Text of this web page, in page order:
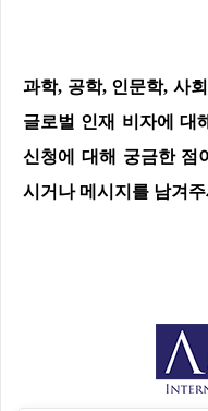
과학, 공학, 인문학,사
글로벌 인재 비자에 대
신청에 대해 궁금한 점
시거나 메시지를 남겨주